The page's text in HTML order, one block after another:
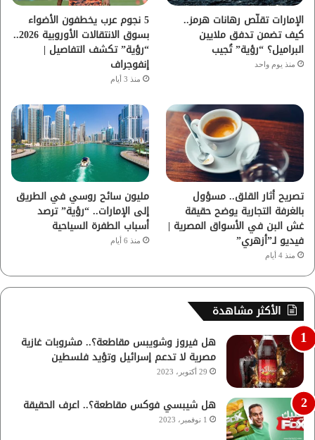
م
الإمارات تقلّص رهانات هرمز..
كيف تضمن تدفق ملايين
البراميل؟ “رؤية” تُجيب
منذ يوم واحد
5 نجوم عرب يخطفون الأضواء
بسوق الانتقالات الأوروبية 2026..
“رؤية” تكشف التفاصيل |
إنفوجراف
منذ 3 أيام
تصريح أثار القلق.. مسؤول
بالغرفة التجارية يوضح حقيقة
غش البن في الأسواق المصرية |
فيديو لـ”أزهري”
منذ 4 أيام
مليون سائح روسي في الطريق
إلى الإمارات.. “رؤية” ترصد
أسباب الطفرة السياحية
منذ 6 أيام
الأكثر مشاهدة
هل فيروز وشويبس مقاطعة؟.. مشروبات غازية
مصرية لا تدعم إسرائيل وتؤيد فلسطين
29 أكتوبر، 2023
هل شيبسي فوكس مقاطعة؟.. اعرف الحقيقة
1 نوفمبر، 2023